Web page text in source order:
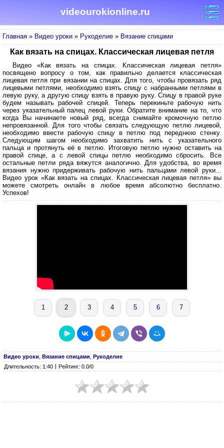
videourokionline.ru
Главная » Видео уроки » Рукоделие » Вязание спицами
Как вязать на спицах. Классическая лицевая петля
Видео «Как вязать на спицах. Классическая лицевая петля»
посвящено вопросу о том, как правильно делается классическая
лицевая петля при вязании на спицах. Для того, чтобы провязать ряд
лицевыми петлями, необходимо взять спицу с набранными петлями в
левую руку, а другую спицу взять в правую руку. Спицу в правой руке
будем называть рабочей спицей. Теперь перекиньте рабочую нить
через указательный палец левой руки. Обратите внимание на то, что
когда Вы начинаете новый ряд, всегда снимайте кромочную петлю
непровязанной. Для того чтобы связать следующую петлю лицевой,
необходимо ввести рабочую спицу в петлю под переднюю стенку.
Следующим шагом необходимо захватить нить с указательного
пальца и протянуть её в петлю. Итоговую петлю нужно оставить на
правой спице, а с левой спицы петлю необходимо сбросить. Все
остальные петли ряда вяжутся аналогично. Для удобства, во время
вязания нужно придерживать рабочую нить пальцами левой руки...
Видео урок «Как вязать на спицах. Классическая лицевая петля» вы
можете смотреть онлайн в любое время абсолютно бесплатно.
Успехов!
1 2 3 4 5 6 7
Видео уроки Вязание спицами Рукоделие
Длительность: 1:40
Рейтинг: 0.0/0